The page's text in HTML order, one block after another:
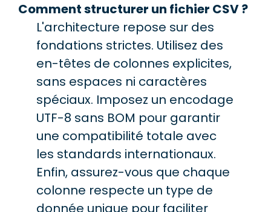
Comment structurer un fichier CSV ?
L'architecture repose sur des
fondations strictes. Utilisez des
en-têtes de colonnes explicites,
sans espaces ni caractères
spéciaux. Imposez un encodage
UTF-8 sans BOM pour garantir
une compatibilité totale avec
les standards internationaux.
Enfin, assurez-vous que chaque
colonne respecte un type de